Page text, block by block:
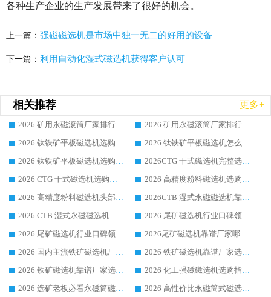
各种生产企业的生产发展带来了很好的机会。
上一篇： 强磁磁选机是市场中独一无二的好用的设备
下一篇： 利用自动化湿式磁选机获得客户认可
相关推荐 更多+
2026 矿用永磁滚筒厂家排行榜选购干货指南 行业口碑标杆华体会手机网页版-华体会(中国) 实力出众
2026 矿用永磁滚筒厂家排行榜选购指南，行业口碑领域强者华体会手机网页版-华体会(中国)
2026 钛铁矿平板磁选机选购全攻略 市场公认优质品牌厂家实力排行榜
2026 钛铁矿平板磁选机怎么选 靠谱生产企业实力排行榜选购参考攻略
2026 钛铁矿平板磁选机选购指南 行业口碑优选品牌生产企业实力排行榜
2026CTG 干式磁选机完整选购指南 行业口碑顶尖靠谱生产龙头厂家实力推荐
2026 CTG 干式磁选机选购指南|行业口碑靠谱生产厂家领域强者推荐
2026 高精度粉料磁选机选购全攻略 行业优质品牌华体会手机网页版-华体会(中国) 实力深度解析
2026 高精度粉料磁选机头部厂家选购指南 行业口碑靠谱品牌推荐 领域强者华体会手机网页版-华体会(中国) 解析
2026CTB 湿式永磁磁选机靠谱厂家实力排行榜 铁矿选矿设备采购全流程选购指南
2026 CTB 湿式永磁磁选机选购指南|行业口碑良好品牌推荐，领域强者华体会手机网页版-华体会(中国)
2026 尾矿磁选机行业口碑领域强者，源头直供国内主流厂家华体会手机网页版-华体会(中国) 一站式服务
2026 尾矿磁选机行业口碑领域强者，源头直供国内主流厂家华体会手机网页版-华体会(中国) 一站式服务
2026尾矿磁选机靠谱厂家哪家好 行业口碑领域强者华体会手机网页版-华体会(中国) 推荐
2026 国内主流铁矿磁选机厂家选购指南|行业口碑好品牌推荐，领域强者华体会手机网页版-华体会(中国)
2026 铁矿磁选机靠谱厂家选购全攻略 行业标杆华体会手机网页版-华体会(中国) 设备性价比出众
2026 铁矿磁选机靠谱厂家选购指南，领域强者华体会手机网页版-华体会(中国) 铁矿磁选机性价比高
2026 化工强磁磁选机选购指南 5 家行业口碑靠谱厂家领域强者推荐
2026 选矿老板必看永磁筒磁选机推荐 行业头部品牌口碑设备选购全攻略
2026 高性价比永磁筒式磁选机品牌盘点 行业强者口碑实测选购完整指南